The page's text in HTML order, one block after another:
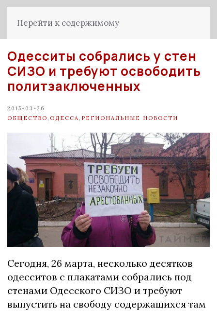
Перейти к содержимому
Одесситы собрались у стен
СИЗО и требуют освободить
политзаключенных
2015-03-26
ОБЩЕСТВО ОДЕССА РЕГИОНАЛЬНЫЕ НОВОСТИ
Сегодня, 26 марта, несколько десятков
одесситов с плакатами собрались под
стенами Одесского СИЗО и требуют
выпустить на свободу содержащихся там